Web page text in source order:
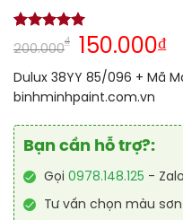
5.00 trên 5
dựa trên
1
đánh giá
200.000
₫ 150.000₫
Dulux 38YY 85/096 + Mã
binhminhpaint.com.vn
Bạn cần hỗ trợ?:
Gọi 0978.148.125 - Zalo
Tư vấn chọn màu